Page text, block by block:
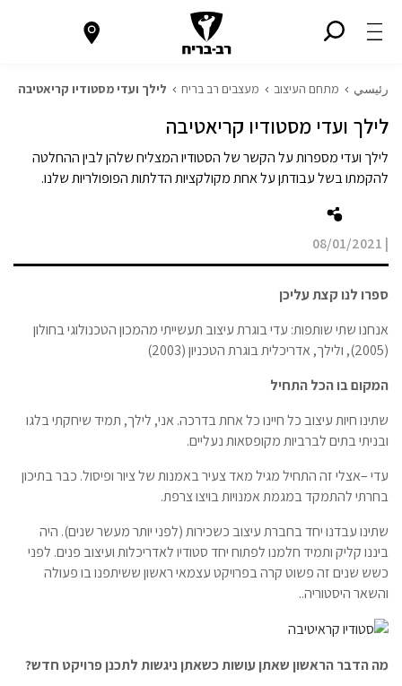
رئيسي מתחם העיצוב מעצבים רב בריח לילך ועדי מסטודיו קריאטיבה
לילך ועדי מסטודיו קריאטיבה
לילך ועדי מספרות על הקשר של הסטודיו המצליח שלהן לבין ההחלטה
להקמתו בשל עבודתן על אחת מקולקציות הדלתות הפופולריות שלנו.
|
08/01/2021
ספרו לנו קצת עליכן
אנחנו שתי שותפות: עדי בוגרת עיצוב תעשייתי מהמכון הטכנולוגי בחולון
(2005), ולילך, אדריכלית בוגרת הטכניון (2003)
המקום בו הכל התחיל
שתינו חיות עיצוב כל חיינו כל אחת בדרכה. אני, לילך, תמיד שיחקתי בלגו
ובניתי בתים לברביות מקופסאות נעליים.
עדי –אצלי זה התחיל מגיל מאד צעיר באמנות של ציור ופיסול. כבר בתיכון
בחרתי להתמקד במגמת אמנויות בויצו צרפת.
שתינו עבדנו יחד בחברת עיצוב כשכירות (לפני יותר מעשר שנים). היה
ביננו קליק ותמיד חלמנו לפתוח יחד סטודיו לאדריכלות ועיצוב פנים. לפני
כשש שנים זה פשוט קרה בפרויקט עצמאי ראשון ששיתפנו בו פעולה
והשאר היסטוריה..
מה הדבר הראשון שאתן עושות כשאתן ניגשות לתכנן פרויקט חדש?